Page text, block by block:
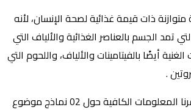
ذات قيمة غذائية لصحة الإنسان، لأنه
تمد الجسم بالعناصر الغذائية والألياف التي
أيضًا بالفيتامينات والألياف، واللحوم التي
.
نرجو أن نكون قد وفرنا المعلومات الكافية حول 02 نماذج موضوع